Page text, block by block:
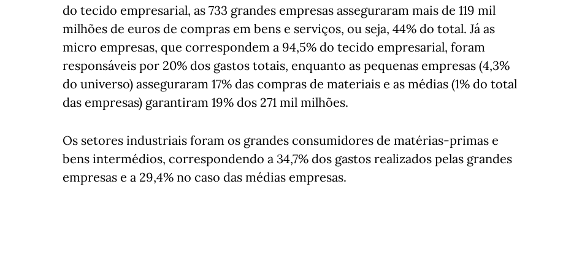
do tecido empresarial, as 733 grandes empresas asseguraram mais de 119 mil
milhões de euros de compras em bens e serviços, ou seja, 44% do total. Já as
micro empresas, que correspondem a 94,5% do tecido empresarial, foram
responsáveis por 20% dos gastos totais, enquanto as pequenas empresas (4,3%
do universo) asseguraram 17% das compras de materiais e as médias (1% do total
das empresas) garantiram 19% dos 271 mil milhões.
Os setores industriais foram os grandes consumidores de matérias-primas e
bens intermédios, correspondendo a 34,7% dos gastos realizados pelas grandes
empresas e a 29,4% no caso das médias empresas.